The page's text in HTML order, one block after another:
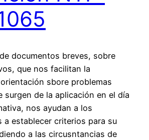
documentos breves, sobre
que nos facilitan la
sbore problemas
surgen de la aplicación en el día
nos ayudan a los
a establecer criterios para su
a las circusntancias de